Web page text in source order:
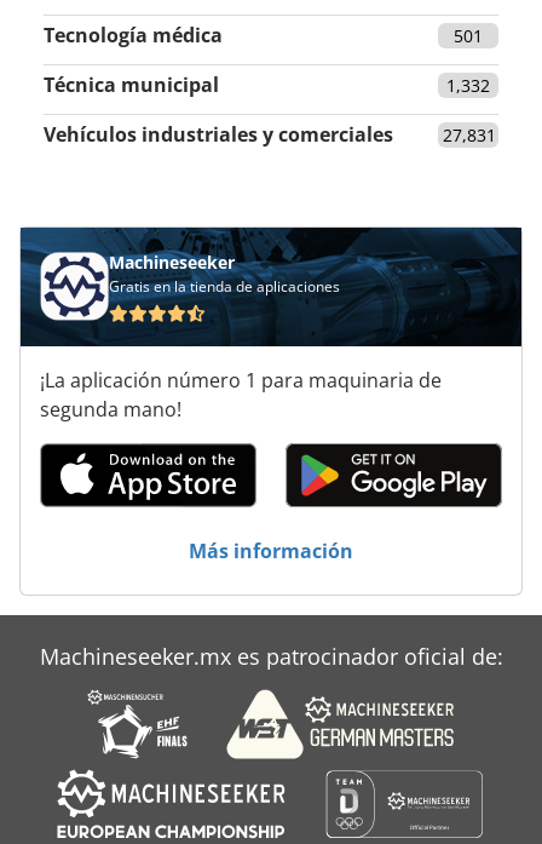
Tecnología médica 501
Técnica municipal 1,332
Vehículos industriales y comerciales 27,831
Machineseeker
Gratis en la tienda de aplicaciones
¡La aplicación número 1 para maquinaria de
segunda mano!
Más información
Machineseeker.mx es patrocinador oficial de: